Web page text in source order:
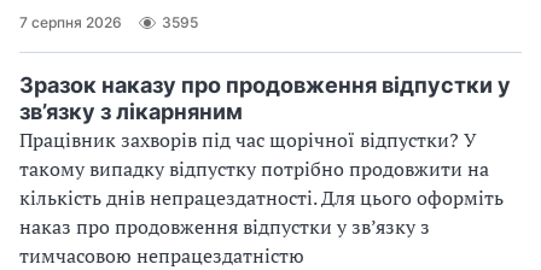
7 серпня 2026 3595
Зразок наказу про продовження відпустки у
зв’язку з лікарняним
Працівник захворів під час щорічної відпустки? У
такому випадку відпустку потрібно продовжити на
кількість днів непрацездатності. Для цього оформіть
наказ про продовження відпустки у зв’язку з
тимчасовою непрацездатністю